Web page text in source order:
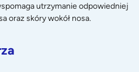
utrzymanie odpowiedniej
oraz skóry wokół nosa.